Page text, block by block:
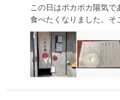
この日はポカポカ陽気
食べたくなりました。